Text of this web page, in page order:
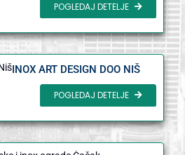
POGLEDAJ DETELJE
INOX ART DESIGN DOO NIŠ
POGLEDAJ DETELJE